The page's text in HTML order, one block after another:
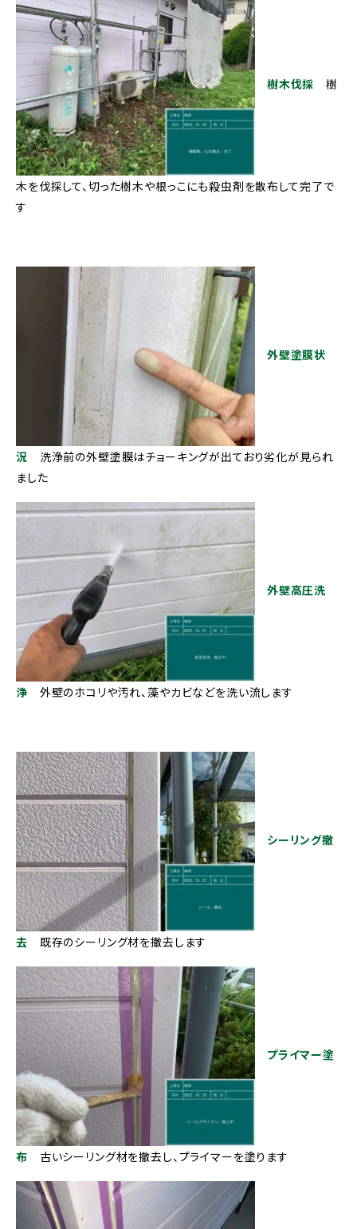
樹木伐採 樹
木を伐採して、切った樹木や根っこにも殺虫剤を散布して完了で
す
外壁塗膜状
況 洗浄前の外壁塗膜はチョーキングが出ており劣化が見られ
ました
外壁高圧洗
浄 外壁のホコリや汚れ、藻やカビなどを洗い流します
シーリング撤
去 既存のシーリング材を撤去します
プライマー塗
布 古いシーリング材を撤去し、プライマーを塗ります